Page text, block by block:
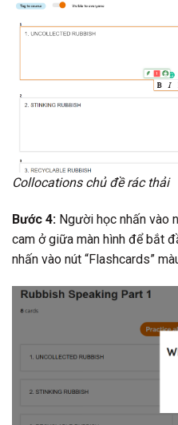
Collocations chủ đề rác thải
Bước 4: Người học nhấn vào
cam ở giữa màn hình để bắt
nhấn vào nút “Flashcards”